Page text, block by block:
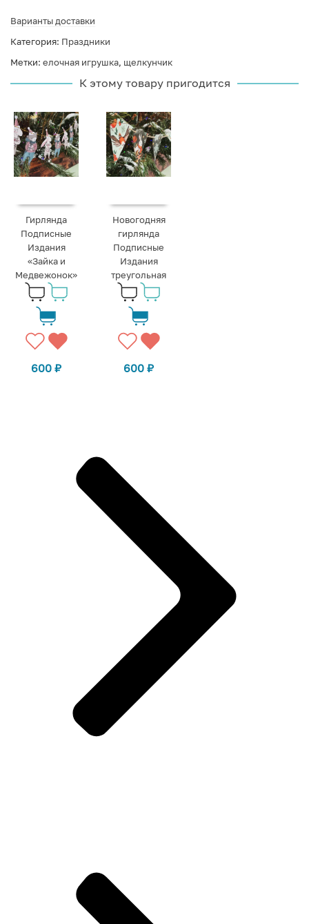
Варианты доставки
Категория: Праздники
Метки: елочная игрушка, щелкунчик
К этому товару пригодится
Гирлянда
Подписные
Издания
«Зайка и
Медвежонок»
600₽
Новогодняя
гирлянда
Подписные
Издания
треугольная
600₽